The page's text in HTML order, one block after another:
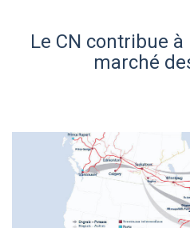
Le CN contribue
marché